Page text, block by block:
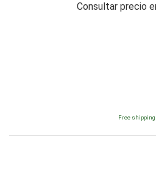
Consultar precio
Free shipping